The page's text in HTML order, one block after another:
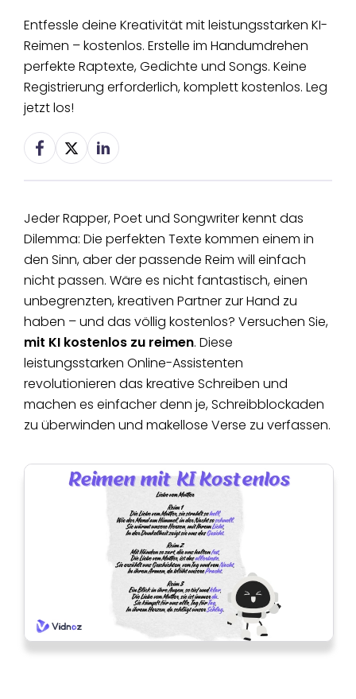
Entfessle deine Kreativität mit leistungsstarken KI-
Reimen – kostenlos. Erstelle im Handumdrehen
perfekte Raptexte, Gedichte und Songs. Keine
Registrierung erforderlich, komplett kostenlos. Leg
jetzt los!
Jeder Rapper, Poet und Songwriter kennt das
Dilemma: Die perfekten Texte kommen einem in
den Sinn, aber der passende Reim will einfach
nicht passen. Wäre es nicht fantastisch, einen
unbegrenzten, kreativen Partner zur Hand zu
haben – und das völlig kostenlos? Versuchen Sie,
mit KI kostenlos zu reimen. Diese
leistungsstarken Online-Assistenten
revolutionieren das kreative Schreiben und
machen es einfacher denn je, Schreibblockaden
zu überwinden und makellose Verse zu verfassen.